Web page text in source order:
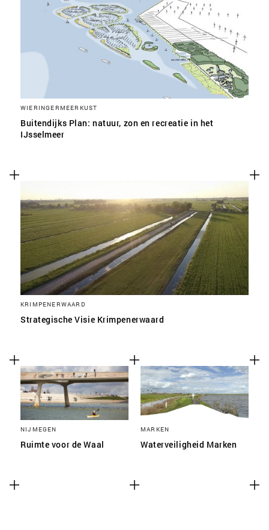
WIERINGERMEERKUST
Buitendijks Plan: natuur, zon en recreatie in het
IJsselmeer
KRIMPENERWAARD
Strategische Visie Krimpenerwaard
NIJMEGEN
Ruimte voor de Waal
MARKEN
Waterveiligheid Marken
SLA VOORKEUREN OP